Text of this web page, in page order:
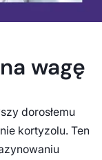
wagę
dorosłemu
kortyzolu. Ten